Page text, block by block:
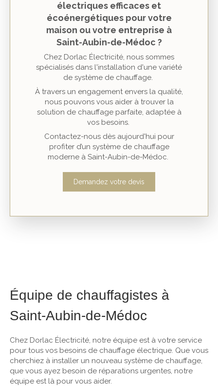
électriques efficaces et
écoénergétiques pour votre
maison ou votre entreprise à
Saint-Aubin-de-Médoc ?
Chez Dorlac Électricité, nous sommes
spécialisés dans l'installation d'une variété
de système de chauffage.
À travers un engagement envers la qualité,
nous pouvons vous aider à trouver la
solution de chauffage parfaite, adaptée à
vos besoins.
Contactez-nous dès aujourd'hui pour
profiter d’un système de chauffage
moderne à Saint-Aubin-de-Médoc.
Demandez votre devis
Équipe de chauffagistes à
Saint-Aubin-de-Médoc
Chez Dorlac Électricité, notre équipe est à votre service
pour tous vos besoins de chauffage électrique. Que vous
cherchiez à installer un nouveau système de chauffage,
que vous ayez besoin de réparations urgentes, notre
équipe est là pour vous aider.